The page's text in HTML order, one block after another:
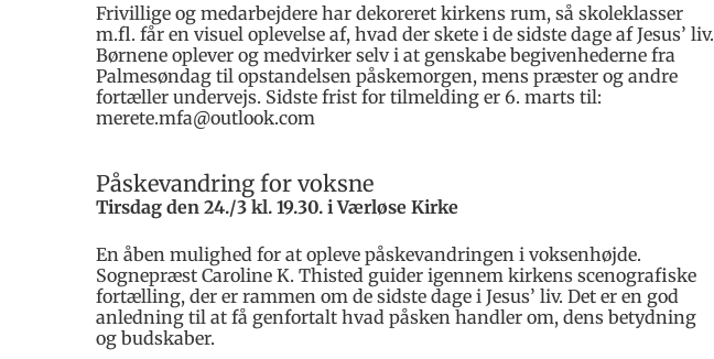
Frivillige og medarbejdere har dekoreret kirkens rum, så skoleklasser
m.fl. får en visuel oplevelse af, hvad der skete i de sidste dage af Jesus’ liv.
Børnene oplever og medvirker selv i at genskabe begivenhederne fra
Palmesøndag til opstandelsen påskemorgen, mens præster og andre
fortæller undervejs. Sidste frist for tilmelding er 6. marts til:
merete.mfa@outlook.com
Påskevandring for voksne
Tirsdag den 24./3 kl. 19.30. i Værløse Kirke
En åben mulighed for at opleve påskevandringen i voksenhøjde.
Sognepræst Caroline K. Thisted guider igennem kirkens scenografiske
fortælling, der er rammen om de sidste dage i Jesus’ liv. Det er en god
anledning til at få genfortalt hvad påsken handler om, dens betydning
og budskaber.